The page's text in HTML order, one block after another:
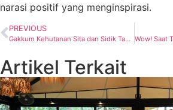
narasi positif yang menginspirasi.
PREVIOUS
Gakkum Kehutanan Sita dan Sidik Tambang Liar di Kilo 12 Bolsel
Artikel Terkait